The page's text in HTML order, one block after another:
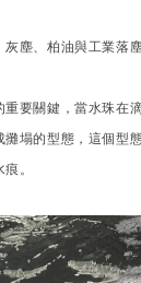
塵、柏油與工業落
要關鍵，當水珠在
塌的型態，這個型
。